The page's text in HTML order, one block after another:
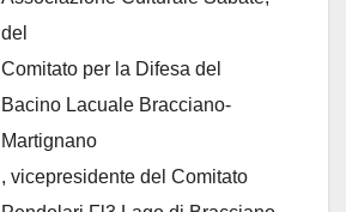
del
Comitato per la Difesa del
Bacino Lacuale Bracciano-
Martignano
, vicepresidente del Comitato